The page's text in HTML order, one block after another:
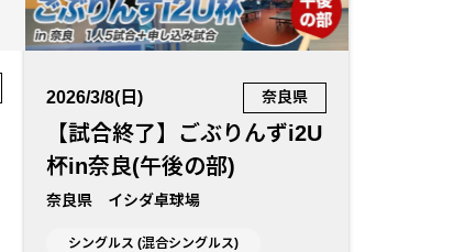
2026/3/8(日) 奈良県
【試合終了】ごぶりんずi2U
杯in奈良(午後の部)
奈良県 イシダ卓球場
シングルス (混合シングルス)